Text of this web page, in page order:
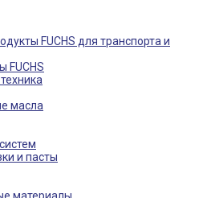
FUCHS для транспорта и
FUCHS
масла
и пасты